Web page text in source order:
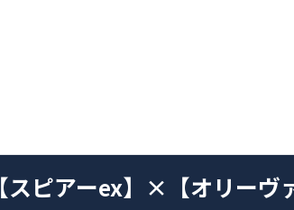
【スピアーex】×【オリーヴ